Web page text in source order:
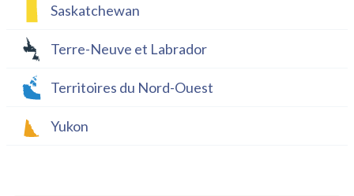
Saskatchewan
Terre-Neuve et Labrador
Territoires du Nord-Ouest
Yukon